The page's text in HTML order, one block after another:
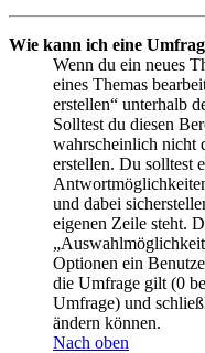
Wie kann ich eine
Wenn du ein neues
eines Themas
erstellen“ unterhalb
Solltest du diesen
wahrscheinlich nicht
erstellen. Du solltest
und dabei
eigenen Zeile steht.
Optionen ein
die Umfrage gilt (0
Umfrage) und
ändern können.
Nach oben